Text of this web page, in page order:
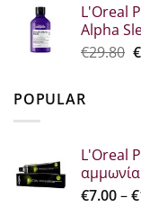
L'Oreal
Alpha
€29.80 €
POPULAR
L'Oreal
€7.00–€